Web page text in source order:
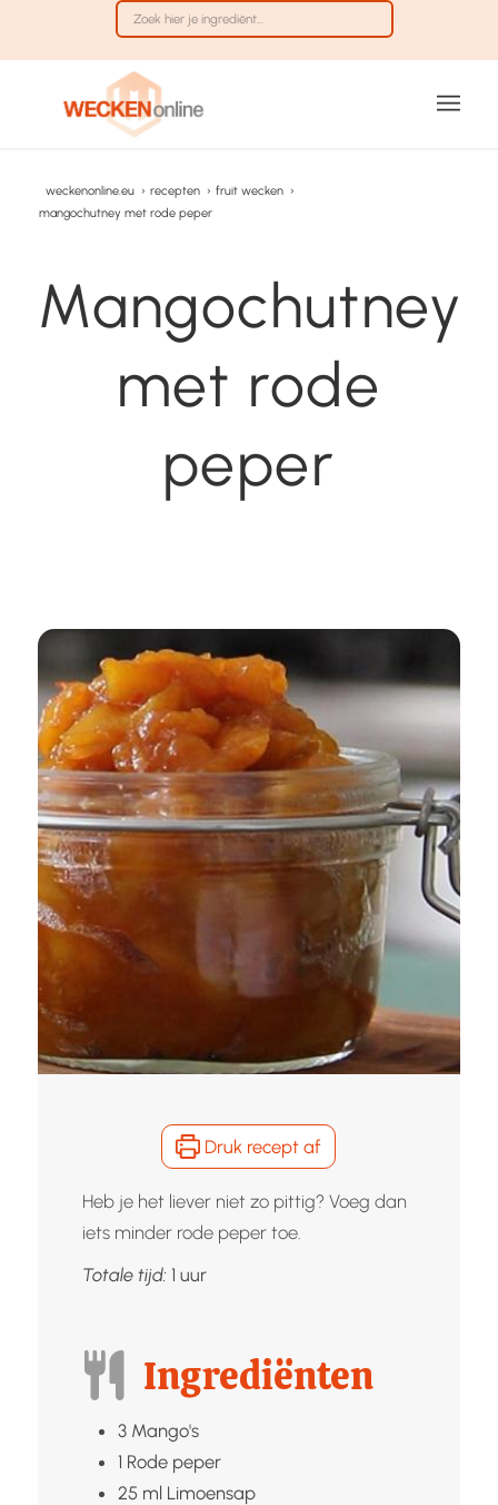
weckenonline.eu › recepten › fruit wecken ›
mangochutney met rode peper
Mangochutney
met rode
peper
Druk recept af
Heb je het liever niet zo pittig? Voeg dan
iets minder rode peper toe.
Totale tijd: 1uur
uur
Ingrediënten
3 Mango's
1 Rode peper
25 ml Limoensap